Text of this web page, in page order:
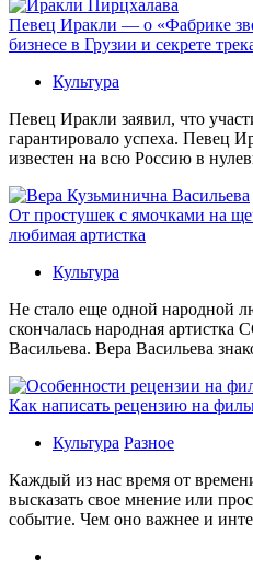
Певец Иракли — о «Фабрике
бизнесе в Грузии и секрете
Культура
Певец Иракли заявил, что
гарантировало успеха. Певец
известен на всю Россию в
От простушек с ямочками на
любимая артистка
Культура
Не стало еще одной народной
скончалась народная
Васильева. Вера Васильева
Как написать рецензию на
Культура Разное
Каждый из нас время от
высказать свое мнение или
событие. Чем оно важнее и